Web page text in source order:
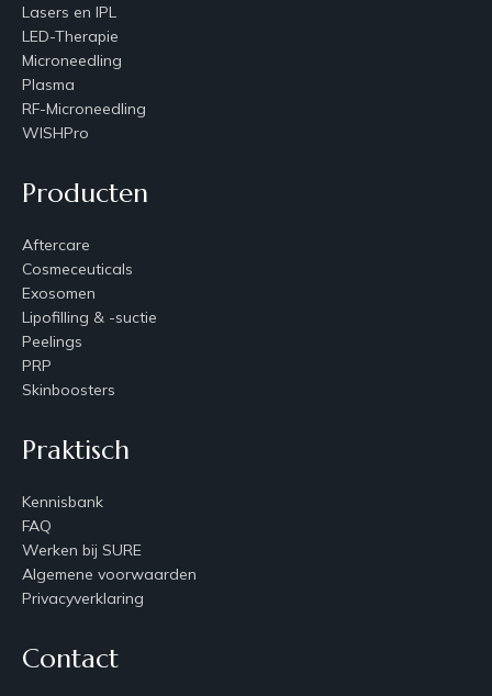
Lasers en IPL
LED-Therapie
Microneedling
Plasma
RF-Microneedling
WISHPro
Producten
Aftercare
Cosmeceuticals
Exosomen
Lipofilling & -suctie
Peelings
PRP
Skinboosters
Praktisch
Kennisbank
FAQ
Werken bij SURE
Algemene voorwaarden
Privacyverklaring
Contact